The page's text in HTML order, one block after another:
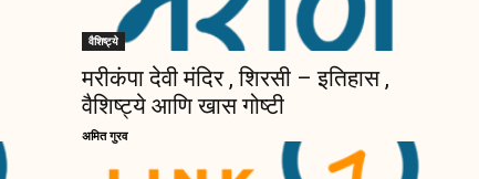
वैशिष्ट्ये
मरीकंपा देवी मंदिर , शिरसी – इतिहास ,
वैशिष्ट्ये आणि खास गोष्टी
अमित गुरव